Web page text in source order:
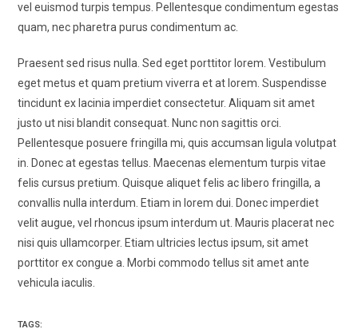
vel euismod turpis tempus. Pellentesque condimentum egestas
quam, nec pharetra purus condimentum ac.
Praesent sed risus nulla. Sed eget porttitor lorem. Vestibulum
eget metus et quam pretium viverra et at lorem. Suspendisse
tincidunt ex lacinia imperdiet consectetur. Aliquam sit amet
justo ut nisi blandit consequat. Nunc non sagittis orci.
Pellentesque posuere fringilla mi, quis accumsan ligula volutpat
in. Donec at egestas tellus. Maecenas elementum turpis vitae
felis cursus pretium. Quisque aliquet felis ac libero fringilla, a
convallis nulla interdum. Etiam in lorem dui. Donec imperdiet
velit augue, vel rhoncus ipsum interdum ut. Mauris placerat nec
nisi quis ullamcorper. Etiam ultricies lectus ipsum, sit amet
porttitor ex congue a. Morbi commodo tellus sit amet ante
vehicula iaculis.
TAGS: